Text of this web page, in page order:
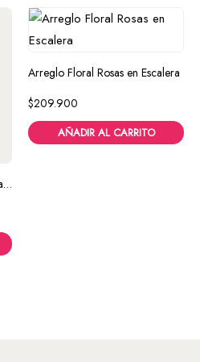
Arreglo Circular de Rosas Amarillas
Arreglo Floral Rosas en Escalera
$209.900
AÑADIR AL CARRITO